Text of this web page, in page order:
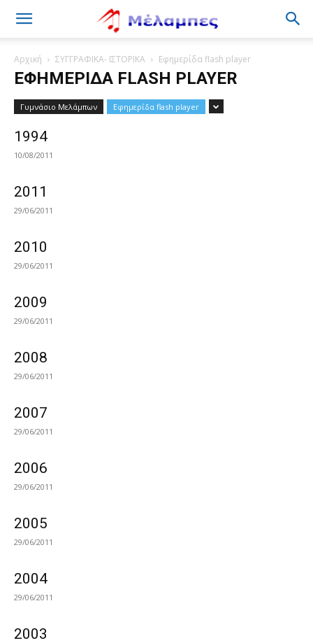
Μέλαμπες
Αρχική ΣΥΓΓΡΑΦΙΚΑ- ΙΣΤΟΡΙΚΑ Εφημερίδα flash player
ΕΦΗΜΕΡΊΔΑ FLASH PLAYER
Γυμνάσιο Μελάμπων Εφημερίδα flash player
1994
10/08/2011
2011
29/06/2011
2010
29/06/2011
2009
29/06/2011
2008
29/06/2011
2007
29/06/2011
2006
29/06/2011
2005
29/06/2011
2004
29/06/2011
2003